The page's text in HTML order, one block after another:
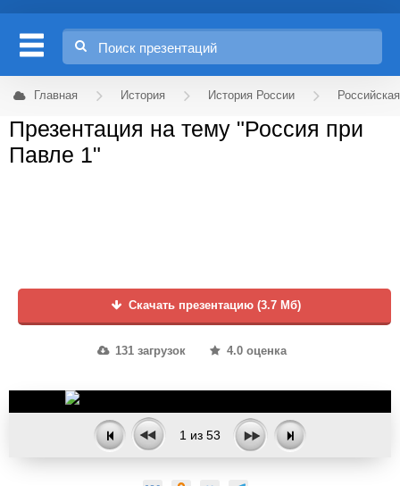
Главная История История России
Презентация на тему "Россия при
Павле 1"
Скачать презентацию (3.7 Мб)
131 загрузок 4.0 оценка
1 из 53